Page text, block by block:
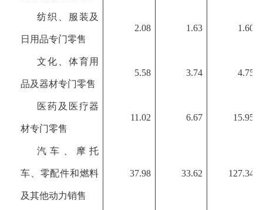
纺织、服装及
日用品专门零售
2.08 1.63 1.60
文化、体育用
品及器材专门零售
5.58 3.74 4.75
医药及医疗器
材专门零售
11.02 6.67 15.95
汽车、摩托
车、零配件和燃料
及其他动力销售
37.98 33.62 127.34